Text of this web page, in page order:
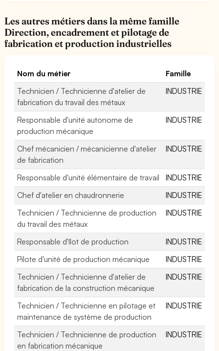
Les autres métiers dans la même famille
Direction, encadrement et pilotage de
fabrication et production industrielles
Nom du métier
Famille
Technicien / Technicienne d'atelier de
fabrication du travail des métaux
INDUSTRIE
Responsable d'unité autonome de
production mécanique
INDUSTRIE
Chef mécanicien / mécanicienne d'atelier
de fabrication
INDUSTRIE
Responsable d'unité élémentaire de travail
INDUSTRIE
Chef d'atelier en chaudronnerie
INDUSTRIE
Technicien / Technicienne de production
du travail des métaux
INDUSTRIE
Responsable d'îlot de production
INDUSTRIE
Pilote d'unité de production mécanique
INDUSTRIE
Technicien / Technicienne d'atelier de
fabrication de la construction mécanique
INDUSTRIE
Technicien / Technicienne en pilotage et
maintenance de système de production
INDUSTRIE
Technicien / Technicienne de production
en fabrication mécanique
INDUSTRIE